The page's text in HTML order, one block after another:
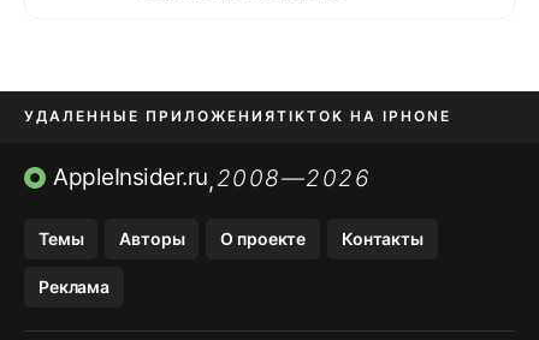
УДАЛЕННЫЕ ПРИЛОЖЕНИЯTIKTOK НА IPHONE
ПРИЛОЖЕНИЯ БЕЗ APP STORE
AppleInsider.ru,2008—2026
Темы Авторы О проекте Контакты
Реклама